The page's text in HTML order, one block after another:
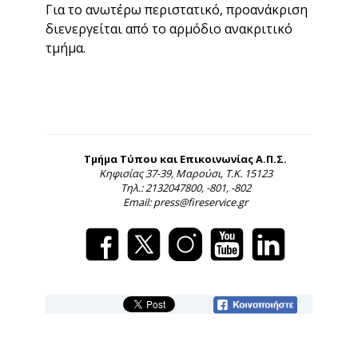
Για το ανωτέρω περιστατικό, προανάκριση
διενεργείται από το αρμόδιο ανακριτικό
τμήμα.
Τμήμα Τύπου και Επικοινωνίας Α.Π.Σ.
Κηφισίας 37-39, Μαρούσι, Τ.Κ. 15123
Τηλ.: 2132047800, -801, -802
Email: press@fireservice.gr